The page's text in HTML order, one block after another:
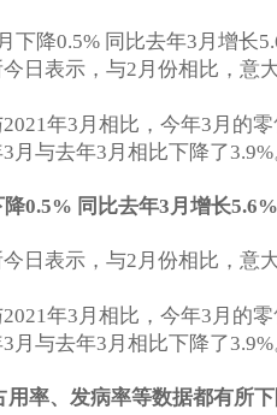
月下降0.5% 同比去年3 月增长
日表示，与2 月份相比，意
2021年3 月相比，今年3 月的
3 月与去年3 月相比下降了3.9%
降0.5% 同比去年3月增长5.6%
日表示，与2 月份相比，意
2021年3 月相比，今年3 月的
3 月与去年3 月相比下降了3.9%
用率、发病率等数据都有所